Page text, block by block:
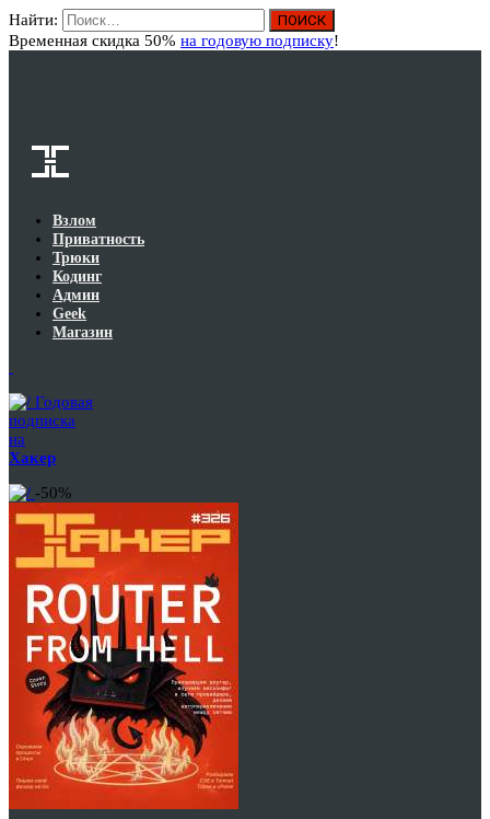
Найти:
Временная скидка 50% на годовую подписку!
Взлом
Приватность
Трюки
Кодинг
Админ
Geek
Магазин
Годовая
подписка
на
Хакер
-50%